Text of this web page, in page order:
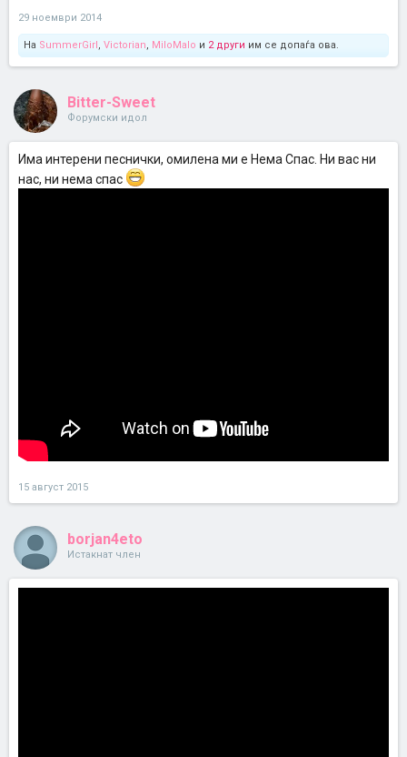
29 ноември 2014
На SummerGirl, Victorian, MiloMalo и 2 други им се допаѓа ова.
Bitter-Sweet
Форумски идол
Има интерени песнички, омилена ми е Нема Спас. Ни вас ни
нас, ни нема спас
15 август 2015
borjan4eto
Истакнат член